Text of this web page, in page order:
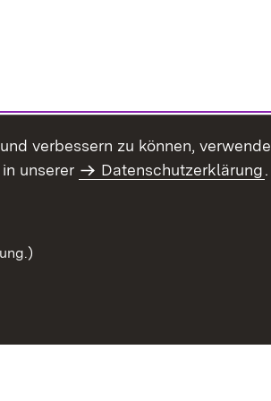
verbessern zu können,
unserer
Datenschutzerklärung.